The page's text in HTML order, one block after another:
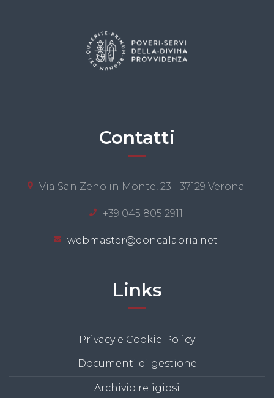
Contatti
Via San Zeno in Monte, 23 - 37129 Verona
+39 045 805 2911
webmaster@doncalabria.net
Links
Privacy e Cookie Policy
Documenti di gestione
Archivio religiosi